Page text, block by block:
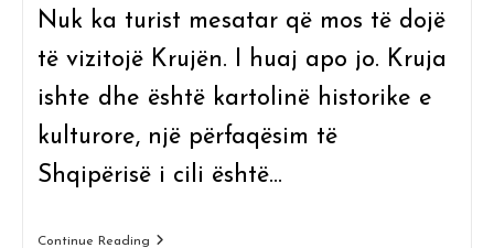
Nuk ka turist mesatar që mos të dojë
të vizitojë Krujën. I huaj apo jo. Kruja
ishte dhe është kartolinë historike e
kulturore, një përfaqësim të
Shqipërisë i cili është…
Continue ReadingKruja